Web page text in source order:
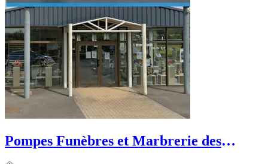
Pompes Funèbres et Marbrerie des